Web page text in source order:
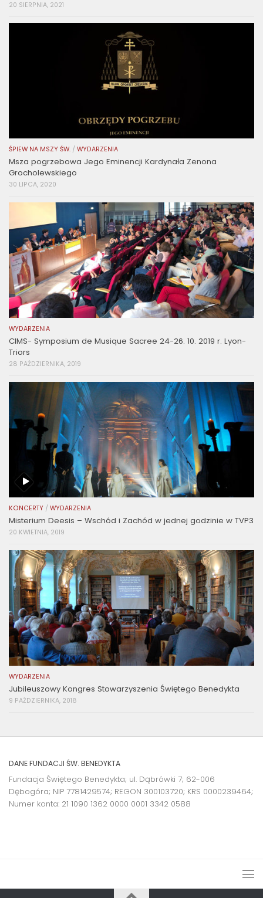
20 SIERPNIA, 2021
ŚPIEW NA MSZY ŚW. / WYDARZENIA
Msza pogrzebowa Jego Eminencji Kardynała Zenona
Grocholewskiego
30 LIPCA, 2020
WYDARZENIA
CIMS- Symposium de Musique Sacree 24-26. 10. 2019 r. Lyon-
Triors
28 PAŹDZIERNIKA, 2019
KONCERTY / WYDARZENIA
Misterium Deesis – Wschód i Zachód w jednej godzinie w TVP3
20 KWIETNIA, 2019
WYDARZENIA
Jubileuszowy Kongres Stowarzyszenia Świętego Benedykta
9 PAŹDZIERNIKA, 2018
DANE FUNDACJI ŚW. BENEDYKTA
Fundacja Świętego Benedykta; ul. Dąbrówki 7; 62-006
Dębogóra; NIP 7781429574; REGON 300103720; KRS 0000239464;
Numer konta: 21 1090 1362 0000 0001 3342 0588